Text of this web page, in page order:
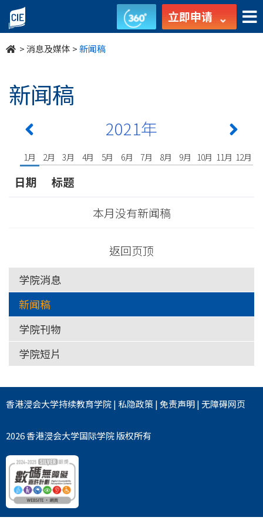
undefined 立即申请
>消息及媒体 >新闻稿
新闻稿
2021年
1月 2月 3月 4月 5月 6月 7月 8月 9月 10月 11月 12月
日期
标题
本月没有新闻稿
返回页顶
学院消息
新闻稿
学院刊物
学院短片
香港浸会大学持续教育学院| 私隐政策|免责声明|无障碍网页
2026 香港浸会大学国际学院 版权所有